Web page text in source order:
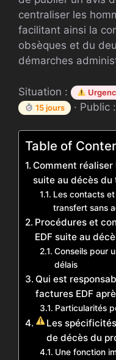
centraliser les
facilitant ainsi la
obsèques et du
démarches
Situation :
15 jours · Public :
Table of
Comment
suite au décès du
Les contacts
transfert sans
Procédures et
EDF suite au
Conseils pour
délais
Qui est
factures EDF
Particularités
Les
de décès du
Une fonction